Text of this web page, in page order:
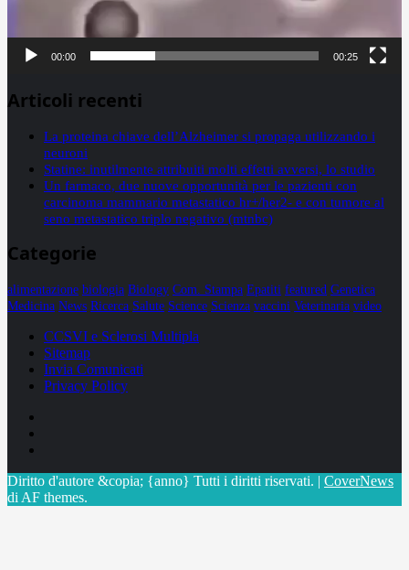
00:00 00:25
Articoli recenti
La proteina chiave dell’Alzheimer si propaga utilizzando i
neuroni
Statine: inutilmente attribuiti molti effetti avversi, lo studio
Un farmaco, due nuove opportunità per le pazienti con
carcinoma mammario metastatico hr+/her2- e con tumore al
seno metastatico triplo negativo (mtnbc)
Categorie
alimentazione biologia Biology Com. Stampa Epatiti featured Genetica
Medicina News Ricerca Salute Science Scienza vaccini Veterinaria video
CCSVI e Sclerosi Multipla
Sitemap
Invia Comunicati
Privacy Policy
Diritto d'autore &copia; {anno} Tutti i diritti riservati. | CoverNews
di AF themes.